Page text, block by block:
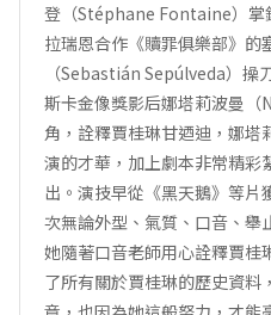
登（Stéphane Fontaine）掌
拉瑞恩合作《贖罪俱樂部》的
（Sebastián Sepúlveda）操
斯卡金像獎影后娜塔莉波曼
角，詮釋賈桂琳甘迺迪，娜塔
演的才華，加上劇本非常精彩
出。演技早從《黑天鵝》等片
次無論外型、氣質、口音、舉
她隨著口音老師用心詮釋賈桂
了所有關於賈桂琳的歷史資